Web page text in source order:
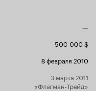
не
их
я бы
как мне
героя.
—
500 000 $
8 февраля 2010
3 марта 2011
«Флагман-Трейд»